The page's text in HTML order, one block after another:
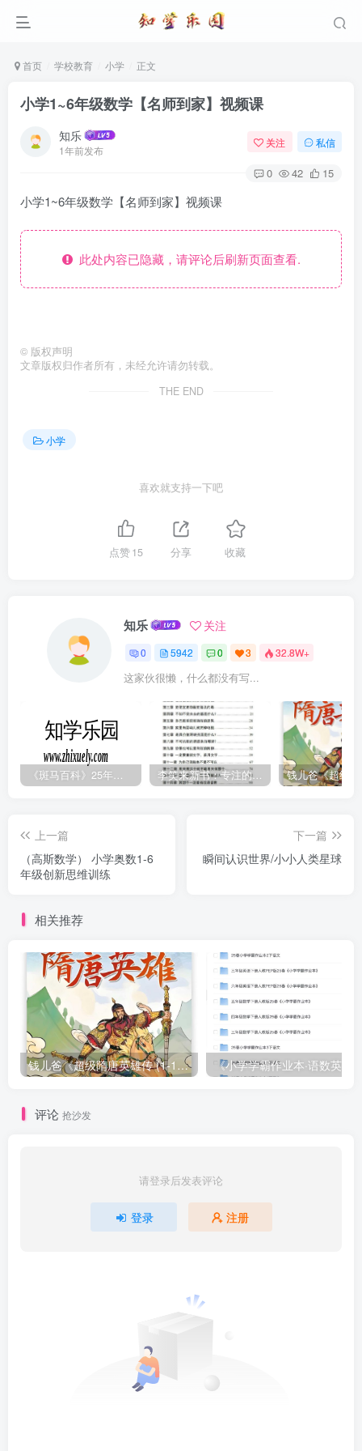
首页 学校教育 小学 正文
小学1~6年级数学【名师到家】视频课
知乐
1年前发布
关注 私信
0 42 15
小学1~6年级数学【名师到家】视频课
此处内容已隐藏，请评论后刷新页面查看.
© 版权声明
文章版权归作者所有，未经允许请勿转载。
THE END
小学
喜欢就支持一下吧
点赞15 分享 收藏
知乐 关注
0 5942 0 3 32.8W+
这家伙很懒，什么都没有写...
《斑马百科》25年最新30科全套高清视频 李笑来新书：专注的真相 [PDF]
上一篇
（高斯数学） 小学奥数1-6
年级创新思维训练
下一篇
瞬间认识世界/小小人类星球
相关推荐
钱儿爸《超级隋唐英雄传 (1-10季) +超级隋唐英雄后传 (1-4季）
评论 抢沙发
请登录后发表评论
登录 注册